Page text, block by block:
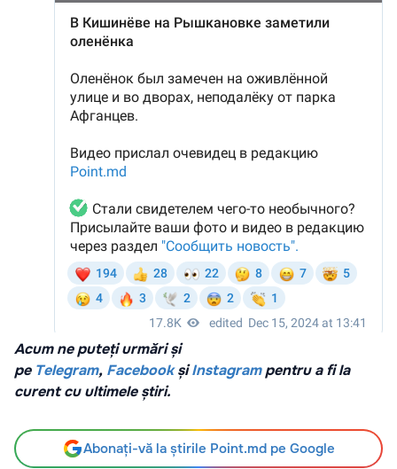
Acum ne puteți urmări și
pe Telegram, FacebookșiInstagrampentru a fi la
curent cu ultimele știri.
Abonați-vă la știrile Point.md pe Google